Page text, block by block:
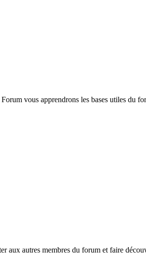
vous apprendrons les bases utiles du
autres membres du forum et faire